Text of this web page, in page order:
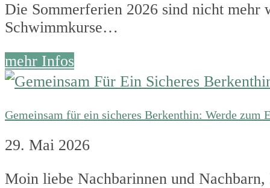
Die Sommerferien 2026 sind nicht
Schwimmkurse…
mehr Infos
Gemeinsam für ein sicheres Berkenthin: Werde zum
29. Mai 2026
Moin liebe Nachbarinnen und